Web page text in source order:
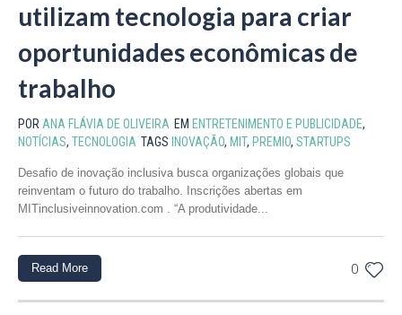
utilizam tecnologia para criar
oportunidades econômicas de
trabalho
POR ANA FLÁVIA DE OLIVEIRA EM ENTRETENIMENTO E PUBLICIDADE,
NOTÍCIAS, TECNOLOGIA TAGS INOVAÇÃO, MIT, PREMIO, STARTUPS
Desafio de inovação inclusiva busca organizações globais que
reinventam o futuro do trabalho. Inscrições abertas em
MITinclusiveinnovation.com . “A produtividade...
0
Read More